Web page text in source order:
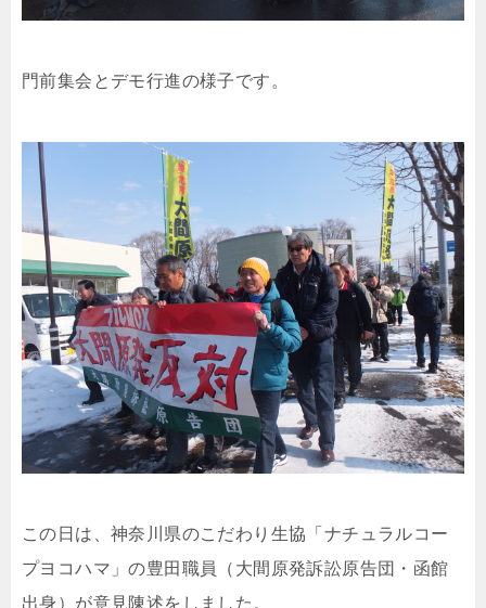
門前集会とデモ行進の様子です。
この日は、神奈川県のこだわり生協「ナチュラルコー
プヨコハマ」の豊田職員（大間原発訴訟原告団・函館
出身）が意見陳述をしました。